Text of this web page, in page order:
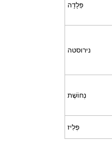
פְּלָדָה
נירוסטה
נְחוֹשֶׁת
פְּלִיז